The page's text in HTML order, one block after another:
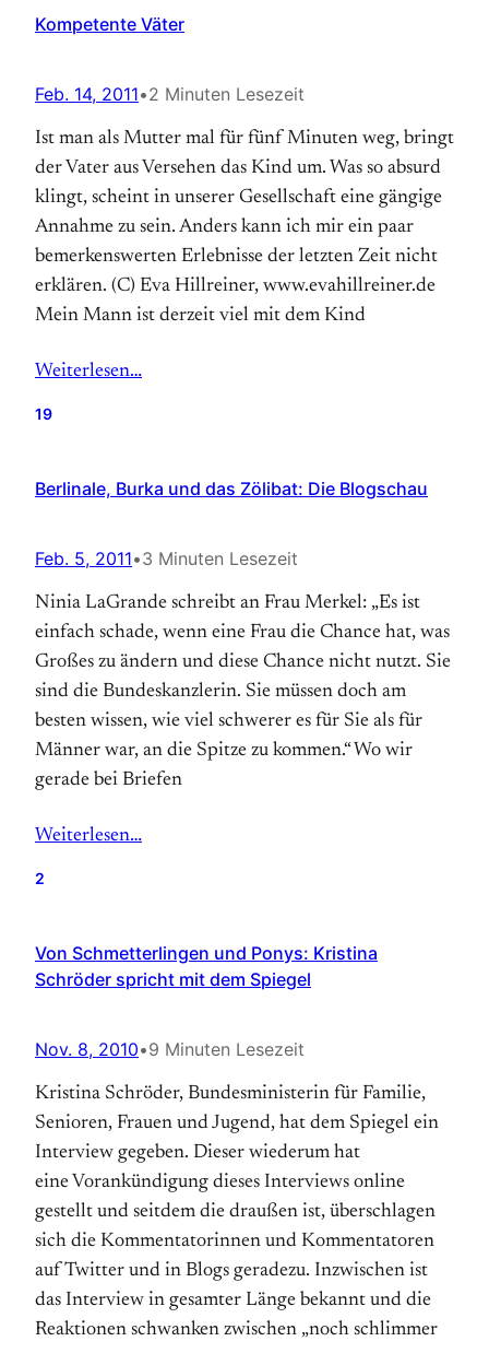
Kompetente Väter
Feb. 14, 2011•2 Minuten Lesezeit
Ist man als Mutter mal für fünf Minuten weg, bringt
der Vater aus Versehen das Kind um. Was so absurd
klingt, scheint in unserer Gesellschaft eine gängige
Annahme zu sein. Anders kann ich mir ein paar
bemerkenswerten Erlebnisse der letzten Zeit nicht
erklären. (C) Eva Hillreiner, www.evahillreiner.de
Mein Mann ist derzeit viel mit dem Kind
Weiterlesen…
19
Berlinale, Burka und das Zölibat: Die Blogschau
Feb. 5, 2011•3 Minuten Lesezeit
Ninia LaGrande schreibt an Frau Merkel: „Es ist
einfach schade, wenn eine Frau die Chance hat, was
Großes zu ändern und diese Chance nicht nutzt. Sie
sind die Bundeskanzlerin. Sie müssen doch am
besten wissen, wie viel schwerer es für Sie als für
Männer war, an die Spitze zu kommen.“ Wo wir
gerade bei Briefen
Weiterlesen…
2
Von Schmetterlingen und Ponys: Kristina
Schröder spricht mit dem Spiegel
Nov. 8, 2010•9 Minuten Lesezeit
Kristina Schröder, Bundesministerin für Familie,
Senioren, Frauen und Jugend, hat dem Spiegel ein
Interview gegeben. Dieser wiederum hat
eine Vorankündigung dieses Interviews online
gestellt und seitdem die draußen ist, überschlagen
sich die Kommentatorinnen und Kommentatoren
auf Twitter und in Blogs geradezu. Inzwischen ist
das Interview in gesamter Länge bekannt und die
Reaktionen schwanken zwischen „noch schlimmer